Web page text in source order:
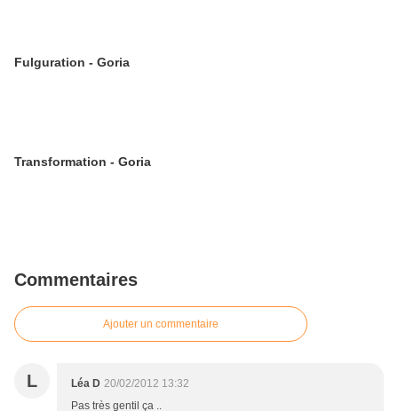
Fulguration - Goria
Transformation - Goria
Commentaires
Ajouter un commentaire
L Léa D 20/02/2012 13:32
Pas très gentil ça ..